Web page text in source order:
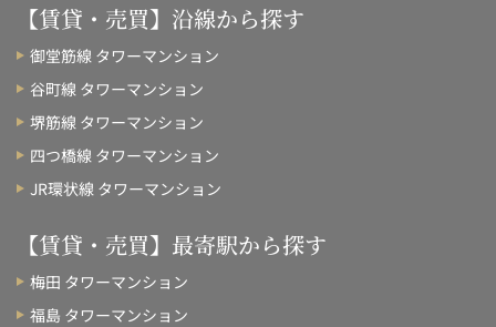
【賃貸・売買】沿線から探す
御堂筋線 タワーマンション
谷町線 タワーマンション
堺筋線 タワーマンション
四つ橋線 タワーマンション
JR環状線 タワーマンション
【賃貸・売買】最寄駅から探す
梅田 タワーマンション
福島 タワーマンション